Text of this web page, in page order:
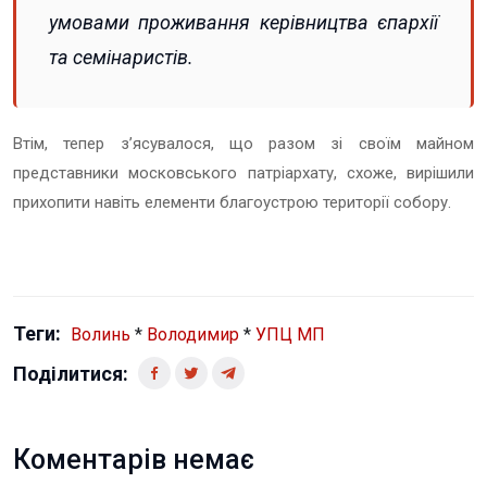
умовами проживання керівництва єпархії
та семінаристів.
Втім, тепер з’ясувалося, що разом зі своїм майном
представники московського патріархату, схоже, вирішили
прихопити навіть елементи благоустрою території собору.
Теги: Волинь * Володимир * УПЦ МП
Поділитися:
Коментарів немає